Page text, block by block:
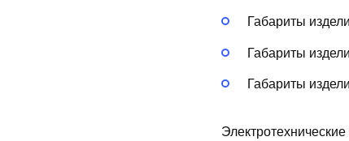
Габариты
Габариты
Габариты
Электротехнические